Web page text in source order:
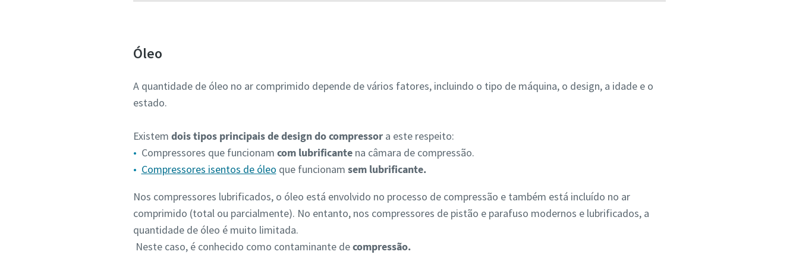
Óleo
A quantidade de óleo no ar comprimido depende de vários fatores, incluindo o tipo de máquina, o design, a idade e o
estado.
Existem dois tipos principais de design do compressor a este respeito:
Compressores que funcionam com lubrificantena câmara de compressão.
Compressores isentos de óleo que funcionam sem lubrificante.
Nos compressores lubrificados, o óleo está envolvido no processo de compressão e também está incluído no ar
comprimido (total ou parcialmente). No entanto, nos compressores de pistão e parafuso modernos e lubrificados, a
quantidade de óleo é muito limitada.
Neste caso, é conhecido como contaminante decompressão.